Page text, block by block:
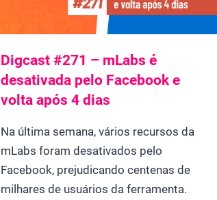
Digcast #271 – mLabs é
desativada pelo Facebook e
volta após 4 dias
Na última semana, vários recursos da
mLabs foram desativados pelo
Facebook, prejudicando centenas de
milhares de usuários da ferramenta.